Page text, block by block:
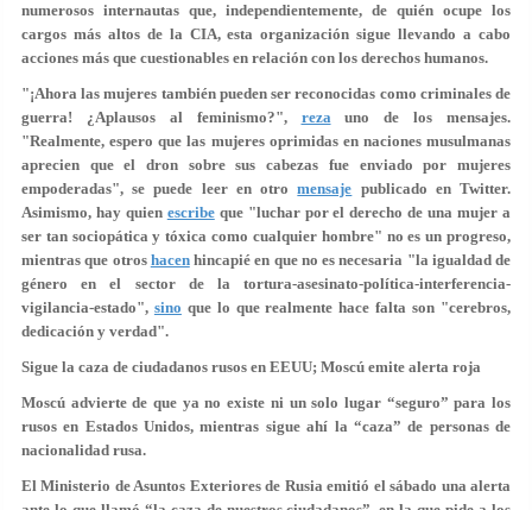
numerosos internautas que, independientemente, de quién ocupe los
cargos más altos de la CIA, esta organización sigue llevando a cabo
acciones más que cuestionables en relación con los derechos humanos.
"¡Ahora las mujeres también pueden ser reconocidas como criminales de
guerra! ¿Aplausos al feminismo?", rezauno de los mensajes.
"Realmente, espero que las mujeres oprimidas en naciones musulmanas
aprecien que el dron sobre sus cabezas fue enviado por mujeres
empoderadas", se puede leer en otromensaje publicado en Twitter.
Asimismo, hay quien escribeque "luchar por el derecho de una mujer a
ser tan sociopática y tóxica como cualquier hombre" no es un progreso,
mientras que otros hacenhincapié en que no es necesaria "la igualdad de
género en el sector de la tortura-asesinato-política-interferencia-
vigilancia-estado", sino que lo que realmente hace falta son "cerebros,
dedicación y verdad".
Sigue la caza de ciudadanos rusos en EEUU; Moscú emite alerta roja
Moscú advierte de que ya no existe ni un solo lugar “seguro” para los
rusos en Estados Unidos, mientras sigue ahí la “caza” de personas de
nacionalidad rusa.
El Ministerio de Asuntos Exteriores de Rusia emitió el sábado una alerta